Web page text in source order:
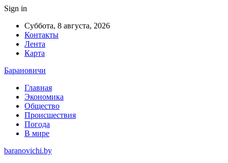
Sign in
Суббота, 8 августа, 2026
Контакты
Лента
Карта
Барановичи
Главная
Экономика
Общество
Происшествия
Погода
В мире
baranovichi.by